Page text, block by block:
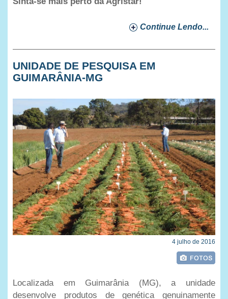
Continue Lendo...
UNIDADE DE PESQUISA EM
GUIMARÂNIA-MG
4 julho de 2016
Localizada em Guimarânia (MG), a unidade
desenvolve produtos de genética genuinamente